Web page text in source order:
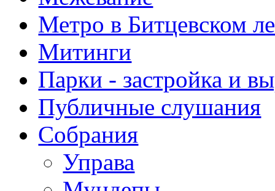
Метро в Битцевском
Митинги
Парки - застройка и
Публичные слушания
Собрания
Управа